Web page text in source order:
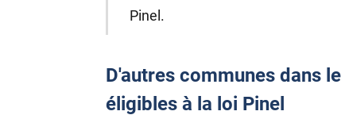
Pinel.
D'autres communes dans
éligibles à la loi Pinel